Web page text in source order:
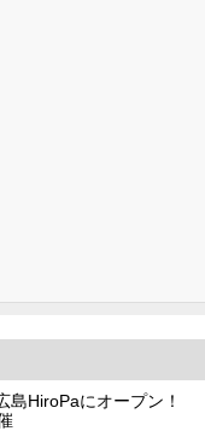
HiroPaにオープン！